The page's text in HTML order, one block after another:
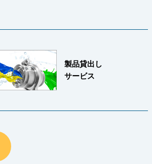
製品貸出し
サービス